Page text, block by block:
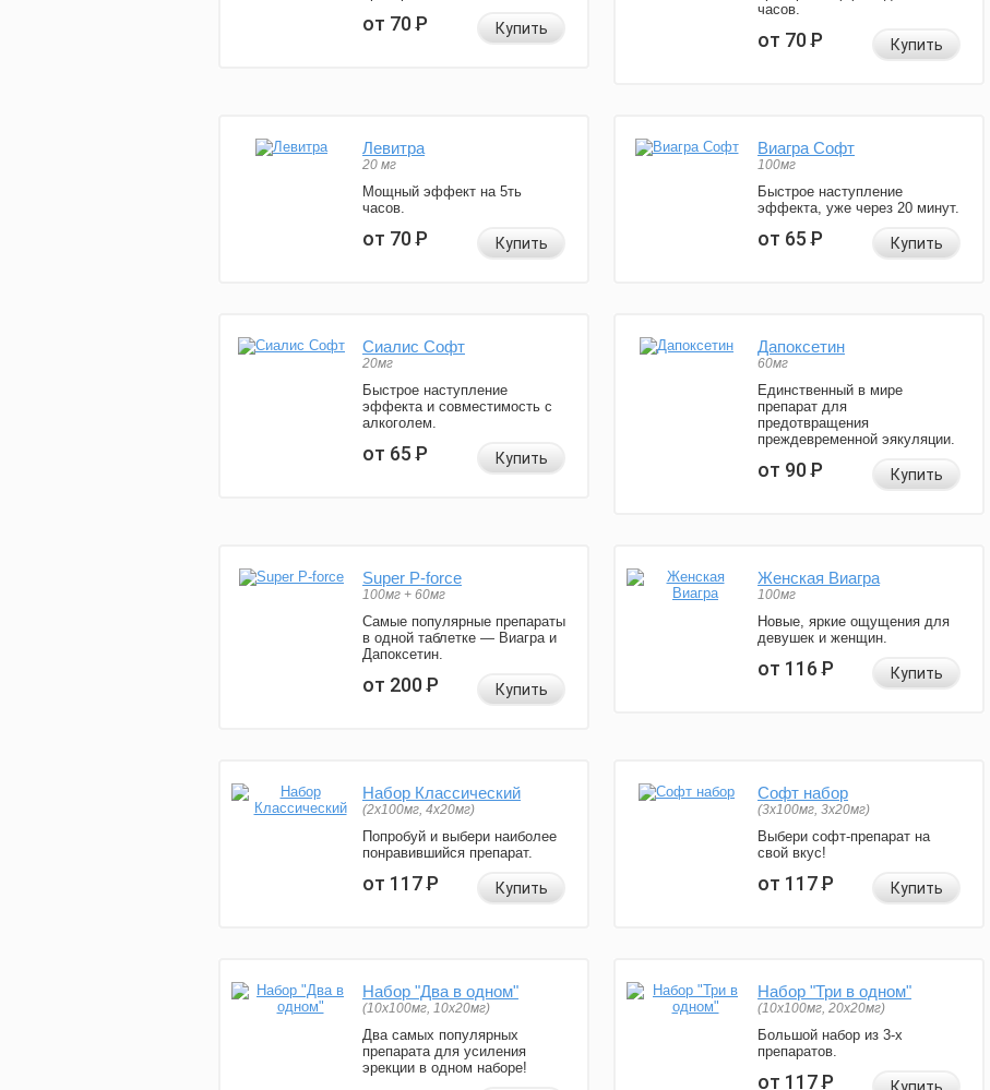
от 70Р Купить
часов.
от 70Р Купить
Левитра
20 мг
Мощный эффект на 5ть
часов.
от 70Р Купить
Виагра Софт
100мг
Быстрое наступление
эффекта, уже через 20 минут.
от 65Р Купить
Сиалис Софт
20мг
Быстрое наступление
эффекта и совместимость с
алкоголем.
от 65Р Купить
Дапоксетин
60мг
Единственный в мире
препарат для
предотвращения
преждевременной эякуляции.
от 90Р Купить
Super P-force
100мг + 60мг
Самые популярные препараты
в одной таблетке — Виагра и
Дапоксетин.
от 200Р Купить
Женская Виагра
100мг
Новые, яркие ощущения для
девушек и женщин.
от 116Р Купить
Набор Классический
(2x100мг, 4x20мг)
Попробуй и выбери наиболее
понравившийся препарат.
от 117Р Купить
Софт набор
(3x100мг, 3x20мг)
Выбери софт-препарат на
свой вкус!
от 117Р Купить
Набор "Два в одном"
(10x100мг, 10x20мг)
Два самых популярных
препарата для усиления
эрекции в одном наборе!
Набор "Три в одном"
(10x100мг, 20x20мг)
Большой набор из 3-х
препаратов.
от 117Р